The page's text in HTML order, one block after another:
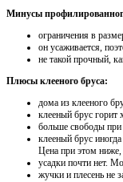
Минусы
ограничения в
он усаживается,
не такой прочный,
Плюсы клееного бруса:
дома из клееного
клееный брус горит
больше свободы
клееный брус
Цена при этом ниже,
усадки почти нет.
жучки и плесень не